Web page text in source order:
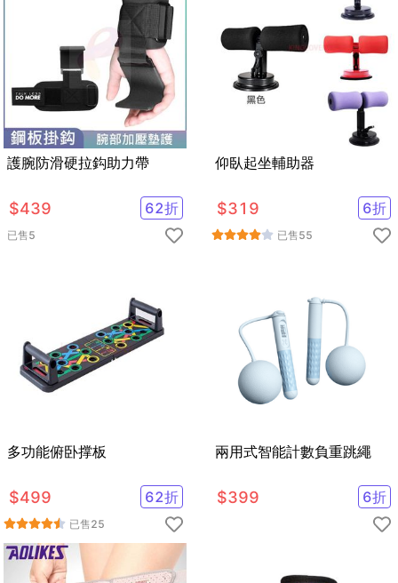
護腕防滑硬拉鈎助力帶
$439 62折
已售5
仰臥起坐輔助器
$319 6折
已售55
多功能俯卧撑板
$499 62折
已售25
兩用式智能計數負重跳繩
$399 6折